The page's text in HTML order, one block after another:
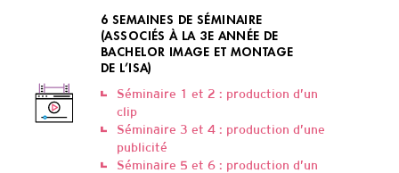
6 SEMAINES DE SÉMINAIRE
(ASSOCIÉS À LA 3E ANNÉE DE
BACHELOR IMAGE ET MONTAGE
DE L’ISA)
Séminaire 1 et 2 : production d’un
clip
Séminaire 3 et 4 : production d’une
publicité
Séminaire 5 et 6 : production d’un